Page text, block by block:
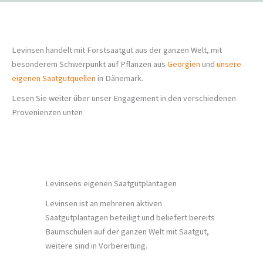
Levinsen handelt mit Forstsaatgut aus der ganzen Welt, mit
besonderem Schwerpunkt auf Pflanzen aus Georgien und unsere
eigenen Saatgutquellen in Dänemark.
Lesen Sie weiter über unser Engagement in den verschiedenen
Provenienzen unten
Levinsens eigenen Saatgutplantagen
Levinsen ist an mehreren aktiven
Saatgutplantagen beteiligt und beliefert bereits
Baumschulen auf der ganzen Welt mit Saatgut,
weitere sind in Vorbereitung.